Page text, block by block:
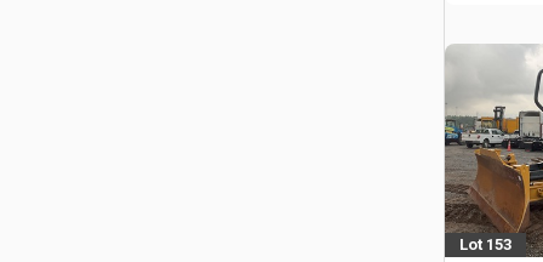
Lot 153